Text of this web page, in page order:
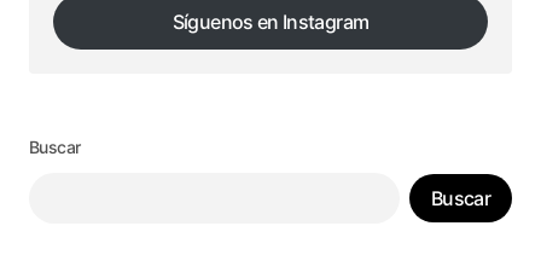
Síguenos en Instagram
Síguenos en Instagram
Buscar
Buscar